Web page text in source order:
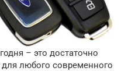
– это достаточно
любого современного